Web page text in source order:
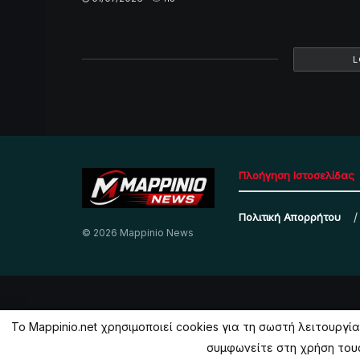
© 2026 Mappinio News
Πλοήγηση Ιστοσελίδας
Πολιτική Απορρήτου
Το Mappinio.net χρησιμοποιεί cookies για τη σωστή
συμφωνείτε στη χρήση